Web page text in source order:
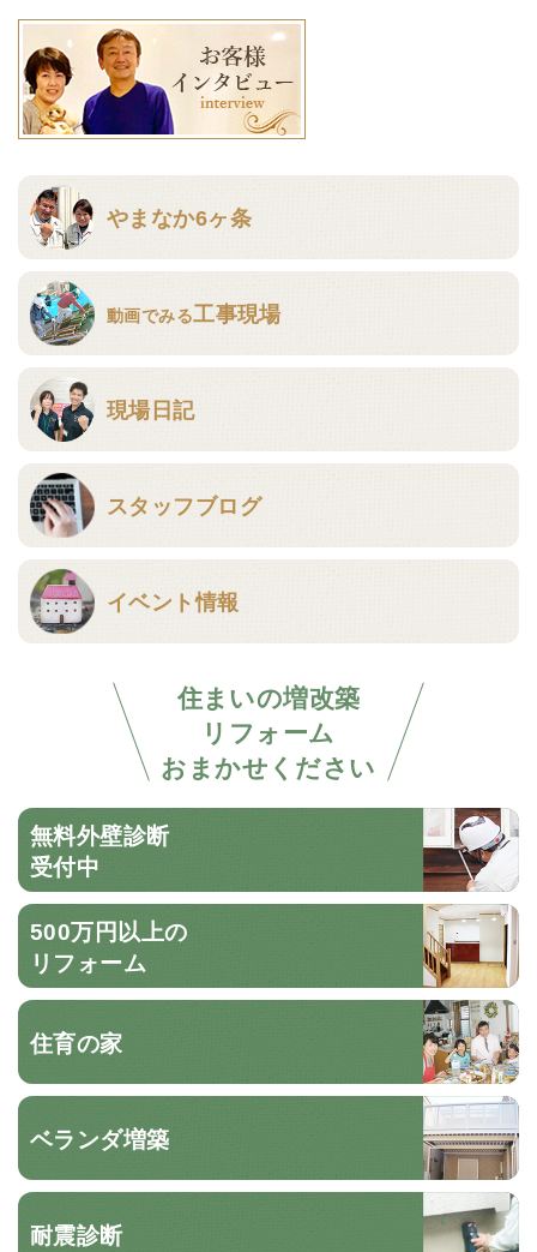
やまなか6ヶ条
動画でみる工事現場
現場日記
スタッフブログ
イベント情報
住まいの増改築
リフォーム
おまかせください
無料外壁診断
受付中
500万円以上の
リフォーム
住育の家
ベランダ増築
耐震診断